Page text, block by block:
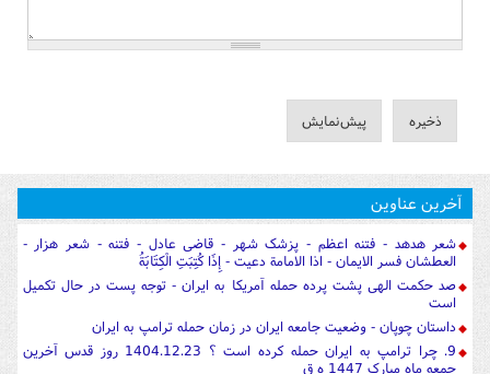
آخرین عناوین
شعر هدهد - فتنه اعظم - پزشک شهر - قاضی عادل - فتنه - شعر هزار -
العطشان فسر الایمان - اذا الامامة دعیت - إِذَا كُتِبَتِ الْكِتَابَةُ
صد حکمت الهی پشت پرده حمله آمریکا به ایران - توجه پست در حال تکمیل
است
داستان چوپان - وضعیت جامعه ایران در زمان حمله ترامپ به ایران
9. چرا ترامپ به ایران حمله کرده است ؟ 1404.12.23 روز قدس آخرین
جمعه ماه مبارک 1447 ه ق